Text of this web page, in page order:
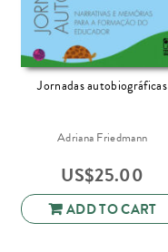
Jornadas autobiográficas
Adriana Friedmann
US$25.00
ADD TO CART